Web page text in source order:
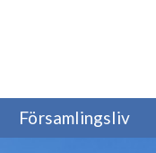
Församlingsliv